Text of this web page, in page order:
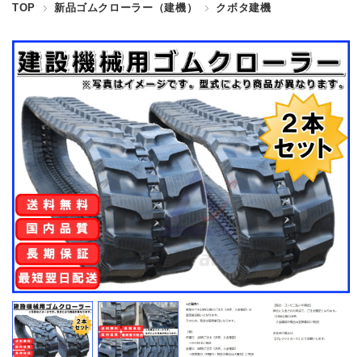
TOP 新品ゴムクローラー（建機） クボタ建機